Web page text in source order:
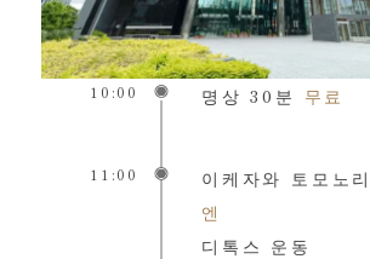
10:00 명상 30분 무료
11:00 이케자와 토모노리
엔
디톡스 운동